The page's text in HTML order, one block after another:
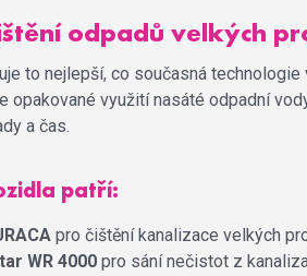
odpadů velkých
to nejlepší, co současná
opakované využití nasáté odpadní
a čas.
patří:
pro čištění kanalizace velkých
WR 4000 pro sání nečistot z